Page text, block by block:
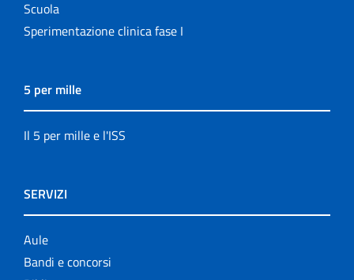
Scuola
Sperimentazione clinica fase I
5 per mille
Il 5 per mille e l'ISS
SERVIZI
Aule
Bandi e concorsi